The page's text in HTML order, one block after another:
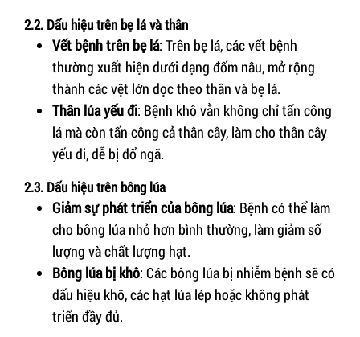
2.2. Dấu hiệu trên bẹ lá và thân
Vết bệnh trên bẹ lá: Trên bẹ lá, các vết bệnh
thường xuất hiện dưới dạng đốm nâu, mở rộng
thành các vệt lớn dọc theo thân và bẹ lá.
Thân lúa yếu đi: Bệnh khô vằn không chỉ tấn công
lá mà còn tấn công cả thân cây, làm cho thân cây
yếu đi, dễ bị đổ ngã.
2.3. Dấu hiệu trên bông lúa
Giảm sự phát triển của bông lúa: Bệnh có thể làm
cho bông lúa nhỏ hơn bình thường, làm giảm số
lượng và chất lượng hạt.
Bông lúa bị khô: Các bông lúa bị nhiễm bệnh sẽ có
dấu hiệu khô, các hạt lúa lép hoặc không phát
triển đầy đủ.